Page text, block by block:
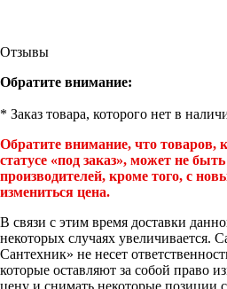
Отзывы
Обратите внимание:
* Заказ товара, которого нет в
Обратите внимание, что товаров,
статусе «под заказ», может не
производителей, кроме того, с
измениться цена.
В связи с этим время доставки
некоторых случаях увеличивается.
Сантехник» не несет
которые оставляют за собой право
цену и снимать некоторые позиции